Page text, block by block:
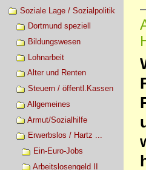
Soziale Lage / Sozialpolitik
Dortmund speziell
Bildungswesen
Lohnarbeit
Alter und Renten
Steuern / öffentl.Kassen
Allgemeines
Armut/Sozialhilfe
Erwerbslos / Hartz ...
Ein-Euro-Jobs
Arbeitslosengeld II